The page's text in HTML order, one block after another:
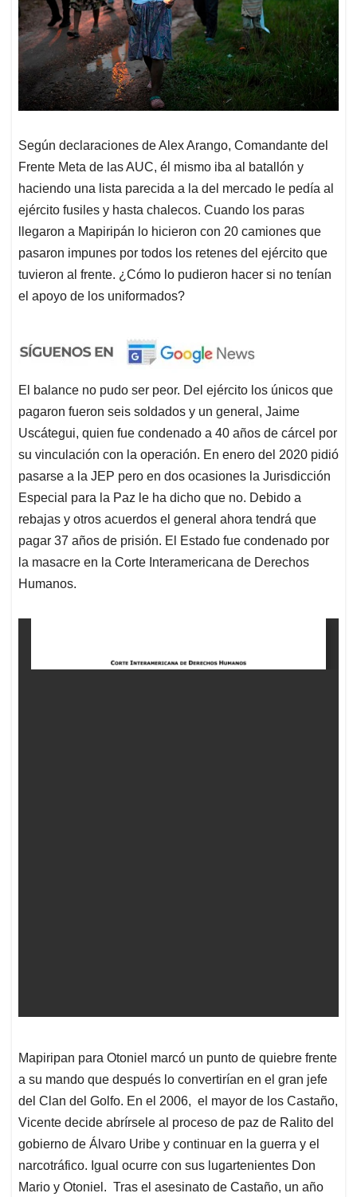
Según declaraciones de Alex Arango, Comandante del
Frente Meta de las AUC, él mismo iba al batallón y
haciendo una lista parecida a la del mercado le pedía al
ejército fusiles y hasta chalecos. Cuando los paras
llegaron a Mapiripán lo hicieron con 20 camiones que
pasaron impunes por todos los retenes del ejército que
tuvieron al frente. ¿Cómo lo pudieron hacer si no tenían
el apoyo de los uniformados?
El balance no pudo ser peor. Del ejército los únicos que
pagaron fueron seis soldados y un general, Jaime
Uscátegui, quien fue condenado a 40 años de cárcel por
su vinculación con la operación. En enero del 2020 pidió
pasarse a la JEP pero en dos ocasiones la Jurisdicción
Especial para la Paz le ha dicho que no. Debido a
rebajas y otros acuerdos el general ahora tendrá que
pagar 37 años de prisión. El Estado fue condenado por
la masacre en la Corte Interamericana de Derechos
Humanos.
Mapiripan para Otoniel marcó un punto de quiebre frente
a su mando que después lo convertirían en el gran jefe
del Clan del Golfo. En el 2006, el mayor de los Castaño,
Vicente decide abrírsele al proceso de paz de Ralito del
gobierno de Álvaro Uribe y continuar en la guerra y el
narcotráfico. Igual ocurre con sus lugartenientes Don
Mario y Otoniel. Tras el asesinato de Castaño, un año